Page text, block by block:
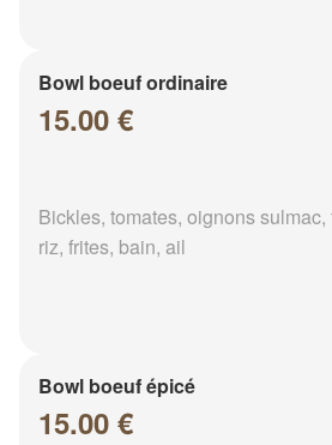
Bowl boeuf ordinaire
15.00 €
Bickles, tomates, oignons
riz, frites, bain, ail
Bowl boeuf épicé
15.00 €